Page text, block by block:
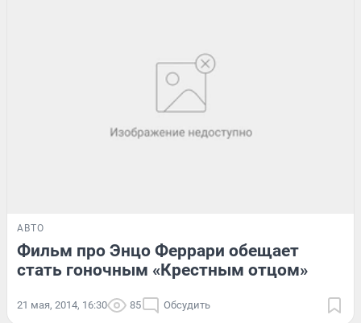
АВТО
Фильм про Энцо Феррари обещает
стать гоночным «Крестным отцом»
21 мая, 2014, 16:30 85 Обсудить